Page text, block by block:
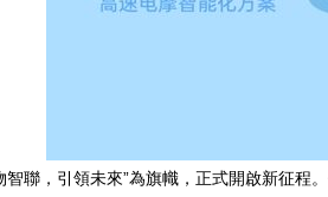
聯，引領未來”為旗幟，正式開啟新征